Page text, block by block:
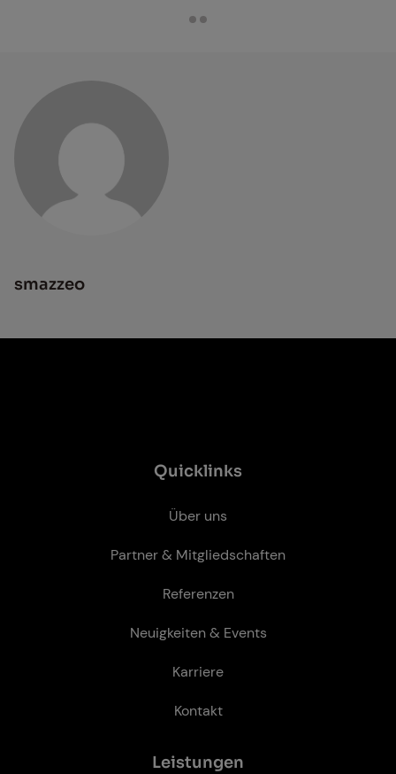
smazzeo
Quicklinks
Über uns
Partner & Mitgliedschaften
Referenzen
Neuigkeiten & Events
Karriere
Kontakt
Leis­tun­gen